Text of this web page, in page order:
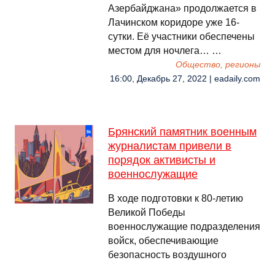
Азербайджана» продолжается в
Лачинском коридоре уже 16-
сутки. Еë участники обеспечены
местом для ночлега… …
Общество, регионы
16:00, Декабрь 27, 2022 | eadaily.com
Брянский памятник военным
журналистам привели в
порядок активисты и
военнослужащие
В ходе подготовки к 80-летию
Великой Победы
военнослужащие подразделения
войск, обеспечивающие
безопасность воздушного